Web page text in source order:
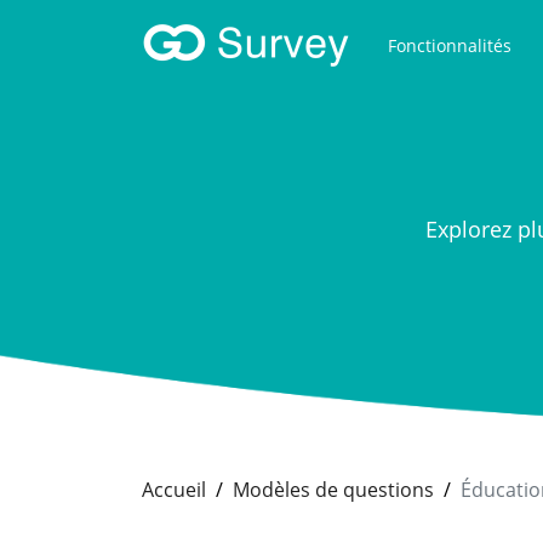
Fonctionnalités
Explorez
Accueil Modèles de questions